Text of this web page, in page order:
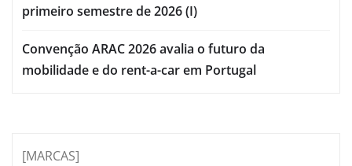
primeiro semestre de 2026 (I)
Convenção ARAC 2026 avalia o futuro da
mobilidade e do rent-a-car em Portugal
[MARCAS]